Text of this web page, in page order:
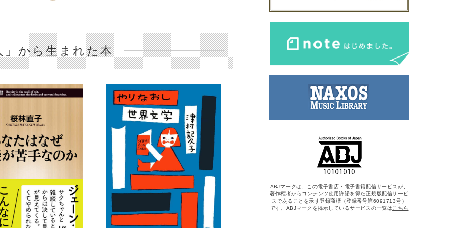
」から生まれた本
ABJマークは、この電子書店・電子書籍配信サービスが、
著作権者からコンテンツ使用許諾を得た正規版配信サービ
スであることを示す登録商標（登録番号第6091713号）
です。ABJマークを掲示しているサービスの一覧はこちら